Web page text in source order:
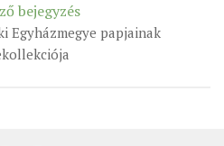
bejegyzés
Egyházmegye papjainak